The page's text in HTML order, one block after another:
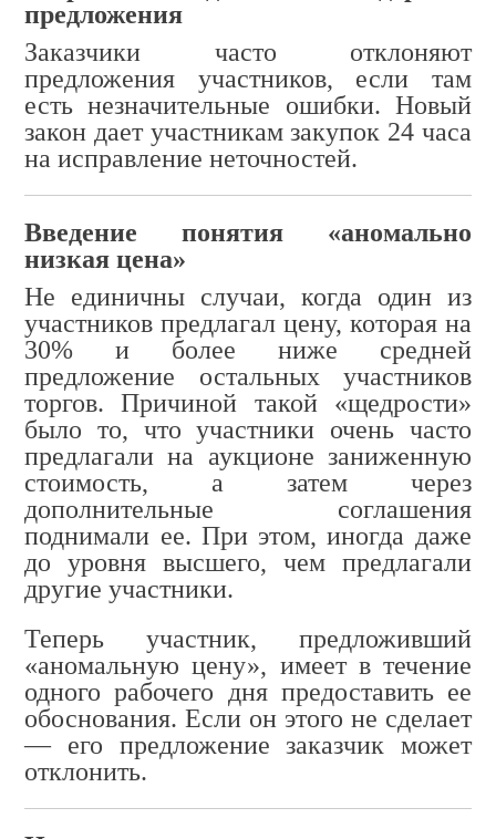
предложения
Заказчики часто отклоняют
предложения участников, если там
есть незначительные ошибки. Новый
закон дает участникам закупок 24 часа
на исправление неточностей.
Введение понятия «аномально
низкая цена»
Не единичны случаи, когда один из
участников предлагал цену, которая на
30% и более ниже средней
предложение остальных участников
торгов. Причиной такой «щедрости»
было то, что участники очень часто
предлагали на аукционе заниженную
стоимость, а затем через
дополнительные соглашения
поднимали ее. При этом, иногда даже
до уровня высшего, чем предлагали
другие участники.
Теперь участник, предложивший
«аномальную цену», имеет в течение
одного рабочего дня предоставить ее
обоснования. Если он этого не сделает
— его предложение заказчик может
отклонить.